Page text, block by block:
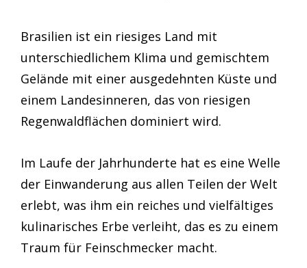
Brasilien ist ein riesiges Land mit
unterschiedlichem Klima und gemischtem
Gelände mit einer ausgedehnten Küste und
einem Landesinneren, das von riesigen
Regenwaldflächen dominiert wird.
Im Laufe der Jahrhunderte hat es eine Welle
der Einwanderung aus allen Teilen der Welt
erlebt, was ihm ein reiches und vielfältiges
kulinarisches Erbe verleiht, das es zu einem
Traum für Feinschmecker macht.